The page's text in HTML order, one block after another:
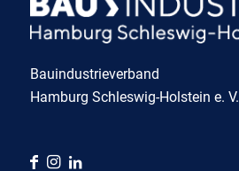
Bauindustrieverband
Hamburg Schleswig-Holstein e. V.